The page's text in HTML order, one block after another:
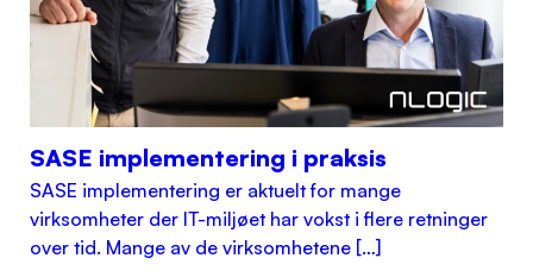
SASE implementering i praksis
SASE implementering er aktuelt for mange
virksomheter der IT-miljøet har vokst i flere retninger
over tid. Mange av de virksomhetene […]